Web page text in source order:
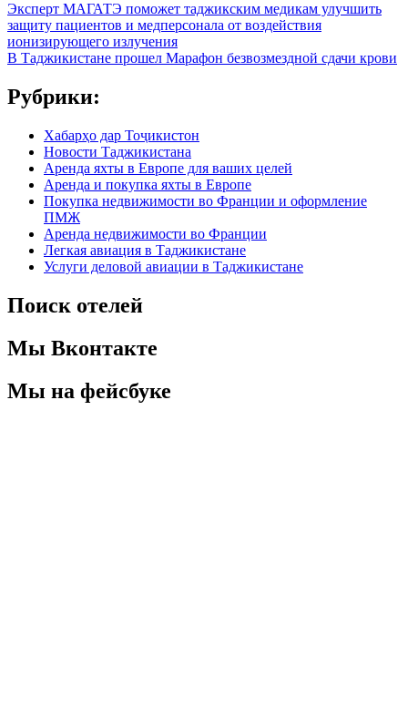
Эксперт МАГАТЭ поможет таджикским медикам улучшить
защиту пациентов и медперсонала от воздействия
ионизирующего излучения
В Таджикистане прошел Марафон безвозмездной сдачи крови
Рубрики:
Хабарҳо дар Тоҷикистон
Новости Таджикистана
Аренда яхты в Европе для ваших целей
Аренда и покупка яхты в Европе
Покупка недвижимости во Франции и оформление
ПМЖ
Аренда недвижимости во Франции
Легкая авиация в Таджикистане
Услуги деловой авиации в Таджикистане
Поиск отелей
Мы Вконтакте
Мы на фейсбуке